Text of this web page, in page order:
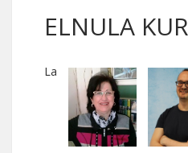
ELNULA
La